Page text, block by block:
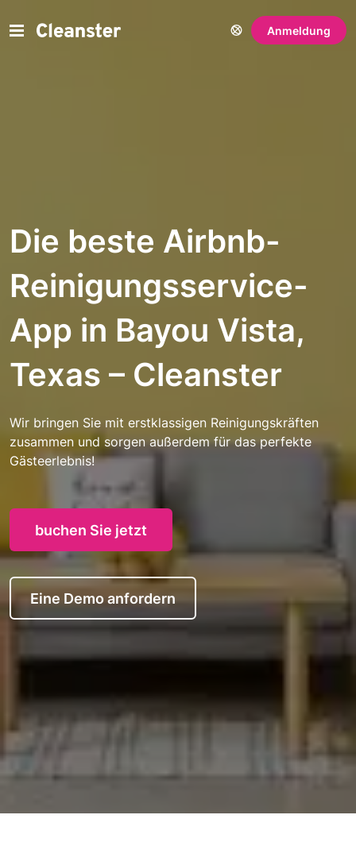
Anmeldung
Die beste Airbnb-
Reinigungsservice-
App in Bayou Vista,
Texas – Cleanster
Wir bringen Sie mit erstklassigen Reinigungskräften
zusammen und sorgen außerdem für das perfekte
Gästeerlebnis!
buchen Sie jetzt
Eine Demo anfordern